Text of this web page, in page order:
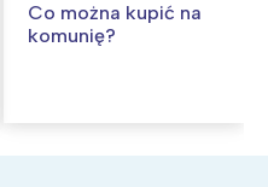
Co można kupić na
komunię?